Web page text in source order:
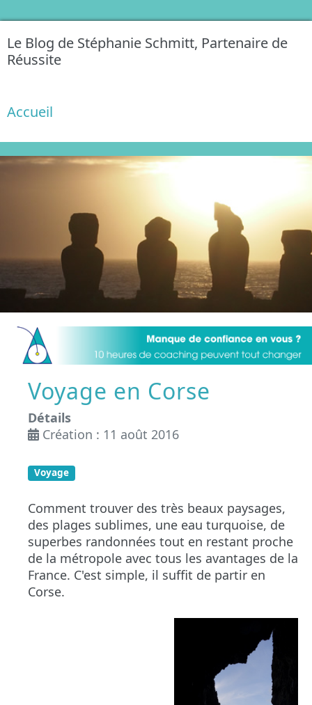
Le Blog de Stéphanie Schmitt, Partenaire de
Réussite
Accueil
Voyage en Corse
Détails
Création : 11 août 2016
Voyage
Comment trouver des très beaux paysages,
des plages sublimes, une eau turquoise, de
superbes randonnées tout en restant proche
de la métropole avec tous les avantages de la
France. C'est simple, il suffit de partir en
Corse.